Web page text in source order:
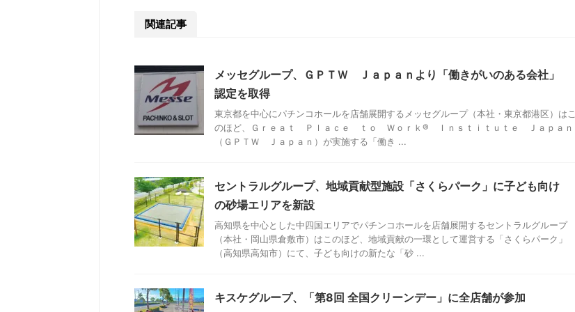
関連記事
メッセグループ、ＧＰＴＷ Ｊａｐａｎより「働きがいのある会社」
認定を取得
東京都を中心にパチンコホールを店舗展開するメッセグループ（本社・東京都港区）はこ
のほど、Ｇｒｅａｔ Ｐｌａｃｅ ｔｏ Ｗｏｒｋ® Ｉｎｓｔｉｔｕｔｅ Ｊａｐａｎ
（ＧＰＴＷ Ｊａｐａｎ）が実施する「働き ...
セントラルグループ、地域貢献型施設「さくらパーク」に子ども向け
の砂場エリアを新設
高知県を中心とした中四国エリアでパチンコホールを店舗展開するセントラルグループ
（本社・岡山県倉敷市）はこのほど、地域貢献の一環として運営する「さくらパーク」
（高知県高知市）にて、子ども向けの新たな「砂 ...
キスケグループ、「第8回 全国クリーンデー」に全店舗が参加